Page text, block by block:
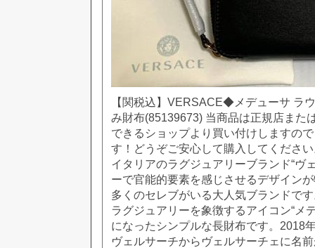
【関税込】VERSACE◆メデューサ ラ
み財布(85139673) 当商品は正規店また
できるショップより買い付けしますの
す！どうぞご安心して購入してくださ
イタリアのラグジュアリーブランド“ヴ
ーで官能的要素を感じさせるデザイン
多くのセレブがいる大人気ブランドで
ラグジュアリーを象徴するアイコン“メ
になったシンプルな長財布です。2018
ヴェルサーチからヴェルサーチェに名